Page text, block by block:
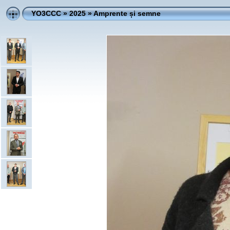
YO3CCC»2025»Amprente și semne